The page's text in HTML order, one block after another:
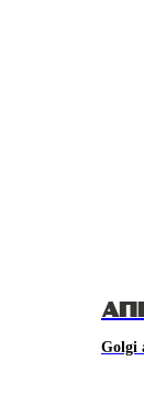
Golgi